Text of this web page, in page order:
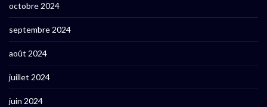
octobre 2024
septembre 2024
août 2024
juillet 2024
juin 2024